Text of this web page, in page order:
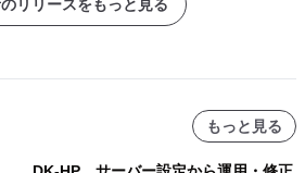
リリースをもっと見る
もっと見る